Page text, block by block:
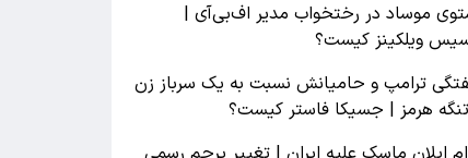
موساد در رختخواب مدیر اف‌بی‌آی |
ویلکینز کیست؟
ترامپ و حامیانش نسبت به یک سرباز زن
هرمز | جسیکا فاستر کیست؟